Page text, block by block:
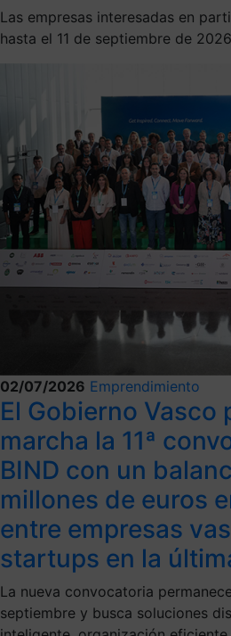
Las empresas interesadas en
hasta el 11 de septiembre de 2026
02/07/2026 Emprendimiento
El Gobierno Vasco
marcha la 11ª
BIND con un
millones de euros
entre empresas
startups en la
La nueva convocatoria
septiembre y busca soluciones